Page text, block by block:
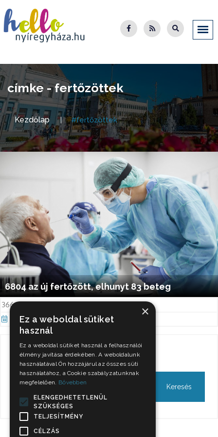
címke - fertőzöttek
Kezdőlap #fertőzöttek
6804 az új fertőzött, elhunyt 83 beteg
366-en vannak lélegeztetőgépen.
Nov 5, 2021
Keresés
×
Ez a weboldal sütiket
használ
Ez a weboldal sütiket használ a felhasználói
élmény javítása érdekében. A weboldalunk
használatával Ön hozzájárul az összes süti
használatához, a Cookie szabályzatunknak
megfelelően. Bővebben
ELENGEDHETETLENÜL
SZÜKSÉGES
TELJESÍTMÉNY
CÉLZÁS